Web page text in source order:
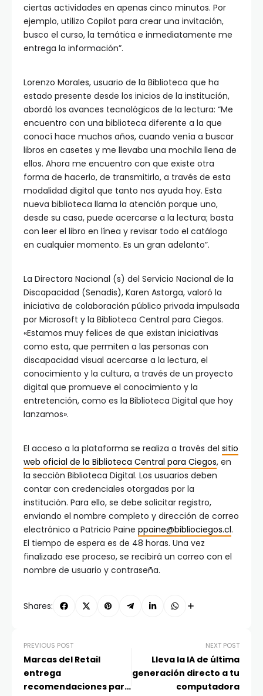
ciertas actividades en apenas cinco minutos. Por
ejemplo, utilizo Copilot para crear una invitación,
busco el curso, la temática e inmediatamente me
entrega la información”.
Lorenzo Morales, usuario de la Biblioteca que ha
estado presente desde los inicios de la institución,
abordó los avances tecnológicos de la lectura: “Me
encuentro con una biblioteca diferente a la que
conocí hace muchos años, cuando venía a buscar
libros en casetes y me llevaba una mochila llena de
ellos. Ahora me encuentro con que existe otra
forma de hacerlo, de transmitirlo, a través de esta
modalidad digital que tanto nos ayuda hoy. Esta
nueva biblioteca llama la atención porque uno,
desde su casa, puede acercarse a la lectura; basta
con leer el libro en línea y revisar todo el catálogo
en cualquier momento. Es un gran adelanto”.
La Directora Nacional (s) del Servicio Nacional de la
Discapacidad (Senadis), Karen Astorga, valoró la
iniciativa de colaboración público privada impulsada
por Microsoft y la Biblioteca Central para Ciegos.
«Estamos muy felices de que existan iniciativas
como esta, que permiten a las personas con
discapacidad visual acercarse a la lectura, el
conocimiento y la cultura, a través de un proyecto
digital que promueve el conocimiento y la
entretención, como es la Biblioteca Digital que hoy
lanzamos».
El acceso a la plataforma se realiza a través del sitio
web oficial de la Biblioteca Central para Ciegos, en
la sección Biblioteca Digital. Los usuarios deben
contar con credenciales otorgadas por la
institución. Para ello, se debe solicitar registro,
enviando el nombre completo y dirección de correo
electrónico a Patricio Paine ppaine@bibliociegos.cl.
El tiempo de espera es de 48 horas. Una vez
finalizado ese proceso, se recibirá un correo con el
nombre de usuario y contraseña.
Shares:
PREVIOUS POST
Marcas del Retail
entrega
recomendaciones para
NEXT POST
Lleva la IA de última
generación directo a tu
computadora